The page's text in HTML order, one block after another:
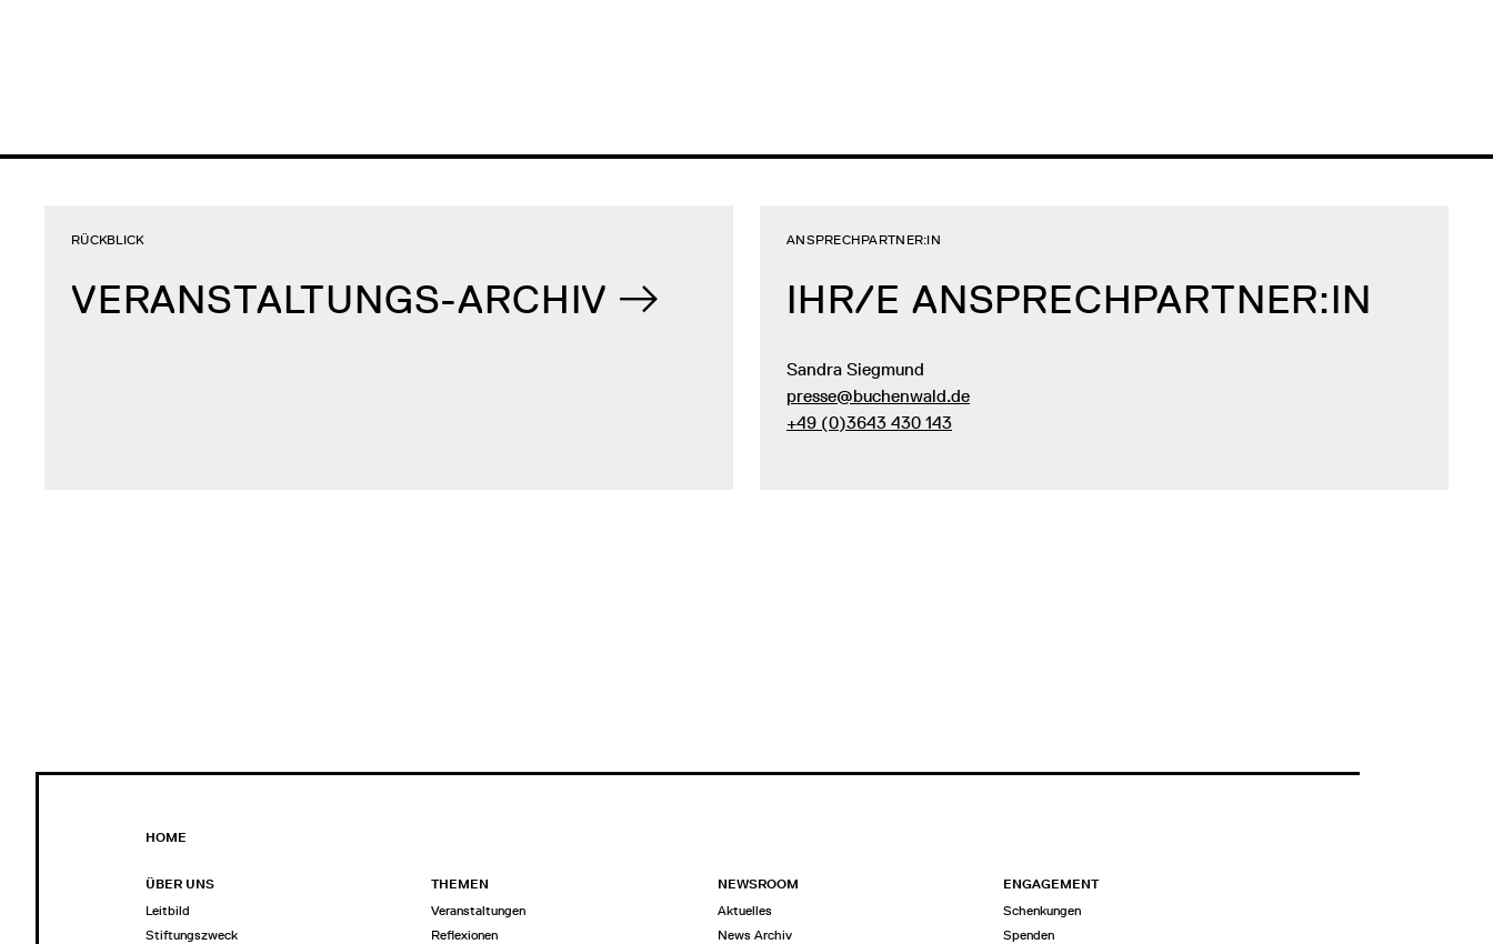
VERANSTALTUNGS-ARCHIV
RÜCKBLICK
IHR/E ANSPRECH­PARTNER:IN
ANSPRECHPARTNER:IN
Sandra Siegmund
presse@buchenwald.de
+49 (0)3643 430 143
HOME
ÜBER UNS
Leitbild
Stiftungszweck
THEMEN
Veranstaltungen
Reflexionen
NEWSROOM
Aktuelles
News Archiv
ENGAGEMENT
Schenkungen
Spenden